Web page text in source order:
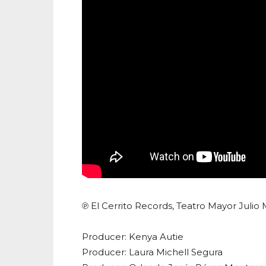
℗ El Cerrito Records, Teatro Mayor Julio
Producer: Kenya Autie
Producer: Laura Michell Segura